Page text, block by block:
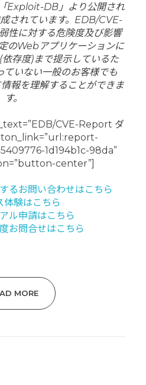
Exploit-DB」より公開され
されています。EDB/CVE-
性に対する危険度及び影響
のWebアプリケーションに
存度)まで提示しているた
ていない一般のお客様でも
報を理解することができま
す。
CVE-Report ダ
1d194b1c-98da”
center”]
るお問い合わせはこちら
体験はこちら
ル申請はこちら
お問合せはこちら
MORE